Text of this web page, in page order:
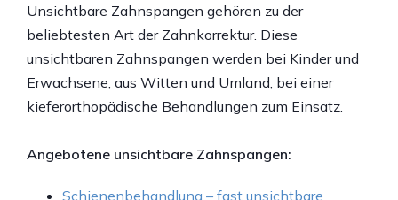
Unsichtbare Zahnspangen gehören zu der
beliebtesten Art der Zahnkorrektur. Diese
unsichtbaren Zahnspangen werden bei Kinder und
Erwachsene, aus Witten und Umland, bei einer
kieferorthopädische Behandlungen zum Einsatz.
Angebotene unsichtbare Zahnspangen:
Schienenbehandlung – fast unsichtbare